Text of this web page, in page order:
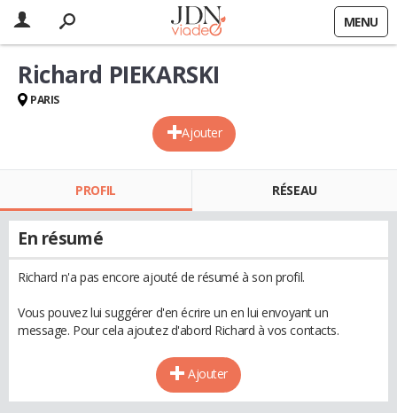
MENU
Ajouter
Richard PIEKARSKI
PARIS
PROFIL RÉSEAU
En résumé
Richard n'a pas encore ajouté de résumé à son profil.
Vous pouvez lui suggérer d'en écrire un en lui envoyant un
message. Pour cela ajoutez d'abord Richard à vos contacts.
Ajouter